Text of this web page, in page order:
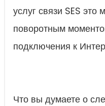
услуг связи SES
поворотным
подключения к
Что вы думаете о